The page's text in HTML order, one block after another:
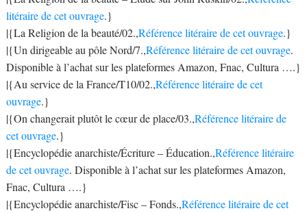
litéraire de cet ouvrage.}
|{La Religion de la beauté/02.,Référence litéraire de cet ouvrage.}
|{Un dirigeable au pôle Nord/7.,Référence litéraire de cet ouvrage.
Disponible à l’achat sur les plateformes Amazon, Fnac, Cultura ….}
|{Au service de la France/T10/02.,Référence litéraire de cet
ouvrage.}
|{On changerait plutôt le cœur de place/03.,Référence litéraire de
cet ouvrage.}
|{Encyclopédie anarchiste/Écriture – Éducation.,Référence litéraire
de cet ouvrage. Disponible à l’achat sur les plateformes Amazon,
Fnac, Cultura ….}
|{Encyclopédie anarchiste/Fisc – Fonds.,Référence litéraire de cet